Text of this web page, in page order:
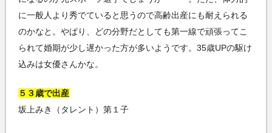
に一般人より秀でていると思うので高齢出産にも耐えられる
のかなと。やぱり、どの分野だとしても第一線で頑張ってこ
られて婚期が少し遅かった方が多いようです。35歳UPの駆け
込みは女優さんかな。
５３歳で出産
坂上みき（タレント）第１子